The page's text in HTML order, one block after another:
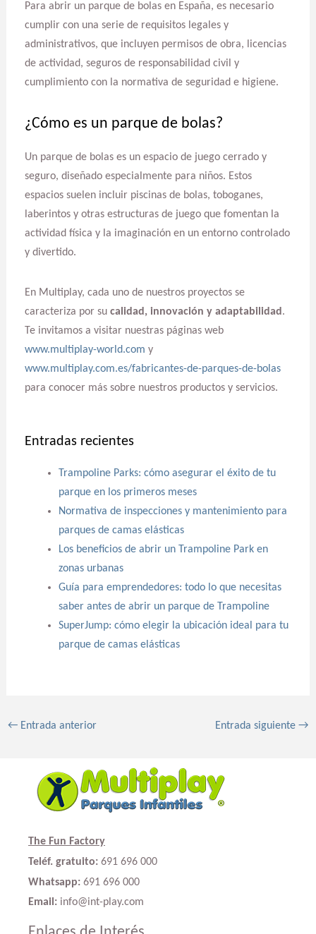
Para abrir un parque de bolas en España, es necesario
cumplir con una serie de requisitos legales y
administrativos, que incluyen permisos de obra, licencias
de actividad, seguros de responsabilidad civil y
cumplimiento con la normativa de seguridad e higiene.
¿Cómo es un parque de bolas?
Un parque de bolas es un espacio de juego cerrado y
seguro, diseñado especialmente para niños. Estos
espacios suelen incluir piscinas de bolas, toboganes,
laberintos y otras estructuras de juego que fomentan la
actividad física y la imaginación en un entorno controlado
y divertido.
En Multiplay, cada uno de nuestros proyectos se
caracteriza por su calidad, innovación y adaptabilidad .
Te invitamos a visitar nuestras páginas web
www.multiplay-world.com y
www.multiplay.com.es/fabricantes-de-parques-de-bolas
para conocer más sobre nuestros productos y servicios.
Entradas recientes
Trampoline Parks: cómo asegurar el éxito de tu
parque en los primeros meses
Normativa de inspecciones y mantenimiento para
parques de camas elásticas
Los beneficios de abrir un Trampoline Park en
zonas urbanas
Guía para emprendedores: todo lo que necesitas
saber antes de abrir un parque de Trampoline
SuperJump: cómo elegir la ubicación ideal para tu
parque de camas elásticas
←Entrada anterior Entrada siguiente→
The Fun Factory
Teléf. gratuito: 691 696 000
Whatsapp: 691 696 000
Email: info@int-play.com